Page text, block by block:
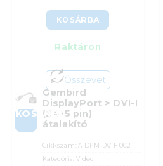
KOSÁRBA
Raktáron
Összevet
KOSÁRBA
Gembird
DisplayPort > DVI-I
(24+5 pin)
átalakító
Cikkszám: A-DPM-DVIF-002
Kategória:Video